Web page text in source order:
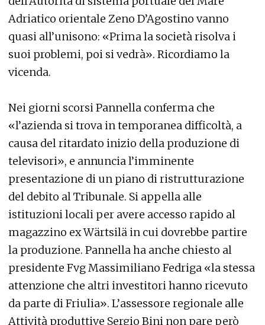
Adriatico orientale Zeno D’Agostino vanno
quasi all’unisono: «Prima la società risolva i
suoi problemi, poi si vedrà». Ricordiamo la
vicenda.
Nei giorni scorsi Pannella conferma che
«l’azienda si trova in temporanea difficoltà, a
causa del ritardato inizio della produzione di
televisori», e annuncia l’imminente
presentazione di un piano di ristrutturazione
del debito al Tribunale. Si appella alle
istituzioni locali per avere accesso rapido al
magazzino ex Wärtsilä in cui dovrebbe partire
la produzione. Pannella ha anche chiesto al
presidente Fvg Massimiliano Fedriga «la stessa
attenzione che altri investitori hanno ricevuto
da parte di Friulia». L’assessore regionale alle
Attività produttive Sergio Bini non pare però